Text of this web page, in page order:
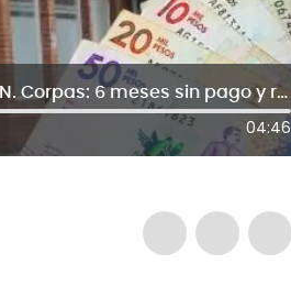
Médicos denuncian crisis en la Clínica Juan N. Corpas: 6 meses sin pago y riesgo para los pacientes
04:46